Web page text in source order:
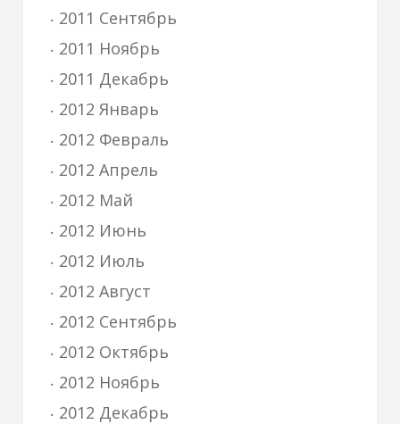
2011 Сентябрь
2011 Ноябрь
2011 Декабрь
2012 Январь
2012 Февраль
2012 Апрель
2012 Май
2012 Июнь
2012 Июль
2012 Август
2012 Сентябрь
2012 Октябрь
2012 Ноябрь
2012 Декабрь